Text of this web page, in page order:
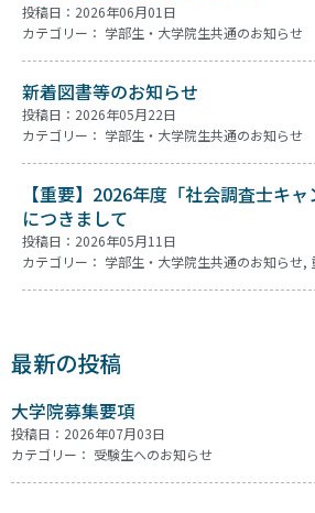
投稿日：2026年06月01日
カテゴリー： 学部生・大学院生共通のお知らせ
新着図書等のお知らせ
投稿日：2026年05月22日
カテゴリー： 学部生・大学院生共通のお知らせ
【重要】2026年度「社会調査士キ
につきまして
投稿日：2026年05月11日
カテゴリー： 学部生・大学院生共通のお知らせ,
最新の投稿
大学院募集要項
投稿日：2026年07月03日
カテゴリー： 受験生へのお知らせ